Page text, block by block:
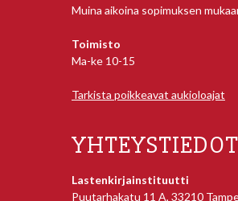
Muina aikoina sopimuksen
Toimisto
Ma-ke 10-15
Tarkista poikkeavat aukioloajat
YHTEYSTIEDOT
Lastenkirjainstituutti
Puutarhakatu 11 A, 33210